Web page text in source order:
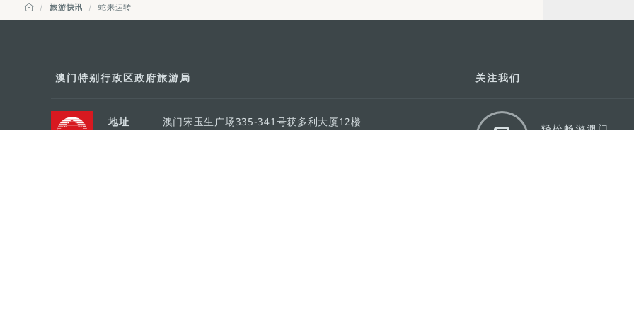
旅游快讯 蛇来运转
澳门特别行政区政府旅游局
地址
澳门宋玉生广场335-341号获多利大厦12楼
关注我们
轻松畅游澳门